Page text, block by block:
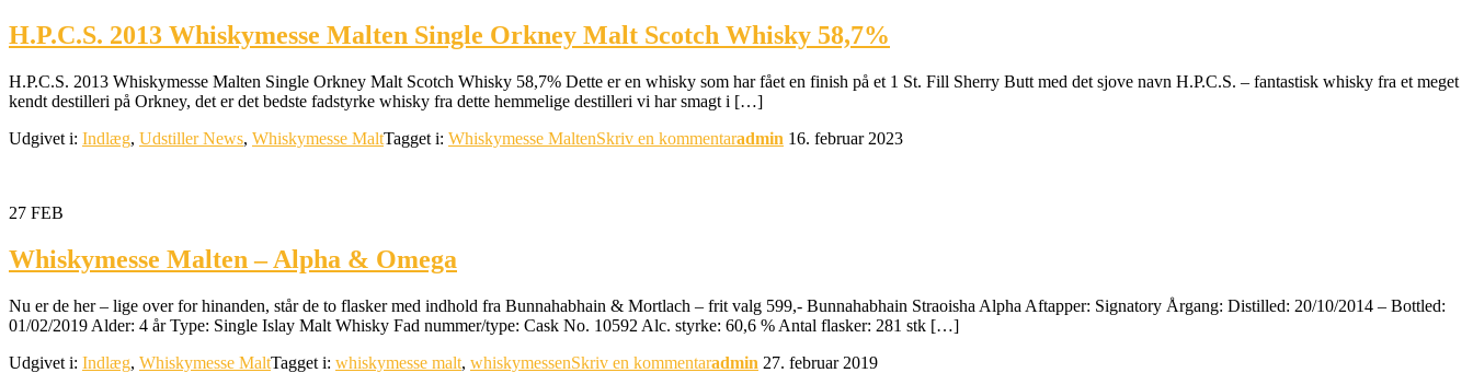
H.P.C.S. 2013 Whiskymesse Malten Single Orkney Malt Scotch Whisky 58,7%
H.P.C.S. 2013 Whiskymesse Malten Single Orkney Malt Scotch Whisky 58,7% Dette er en whisky som har fået en finish på et 1 St. Fill Sherry Butt med det sjove navn H.P.C.S. – fantastisk whisky fra et meget
kendt destilleri på Orkney, det er det bedste fadstyrke whisky fra dette hemmelige destilleri vi har smagt i […]
Udgivet i: Indlæg, Udstiller News, Whiskymesse MaltTagget i: Whiskymesse MaltenSkriv en kommentaradmin 16. februar 2023
27 FEB
Whiskymesse Malten – Alpha & Omega
Nu er de her – lige over for hinanden, står de to flasker med indhold fra Bunnahabhain & Mortlach – frit valg 599,- Bunnahabhain Straoisha Alpha Aftapper: Signatory Årgang: Distilled: 20/10/2014 – Bottled:
01/02/2019 Alder: 4 år Type: Single Islay Malt Whisky Fad nummer/type: Cask No. 10592 Alc. styrke: 60,6 % Antal flasker: 281 stk […]
Udgivet i: Indlæg, Whiskymesse MaltTagget i: whiskymesse malt, whiskymessenSkriv en kommentaradmin 27. februar 2019